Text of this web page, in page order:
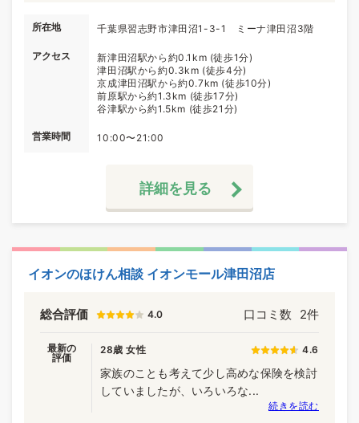
所在地 千葉県習志野市津田沼1-3-1 ミーナ津田沼3階
アクセス
新津田沼駅から約0.1km (徒歩1分)
津田沼駅から約0.3km (徒歩4分)
京成津田沼駅から約0.7km (徒歩10分)
前原駅から約1.3km (徒歩17分)
谷津駅から約1.5km (徒歩21分)
営業時間 10:00〜21:00
詳細を見る
イオンのほけん相談 イオンモール津田沼店
総合評価 4.0 口コミ数 2件
最新の
評価
28歳 女性 4.6
家族のことも考えて少し高めな保険を検討
していましたが、いろいろな...
続きを読む